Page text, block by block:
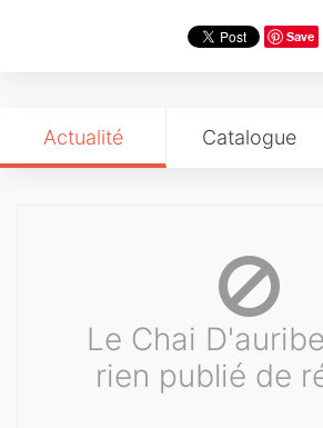
Save
Actualité Catalogue
Le Chai
rien publié de